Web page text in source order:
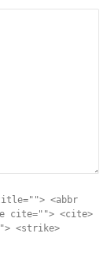
<abbr
cite=""> <cite>
<strike>